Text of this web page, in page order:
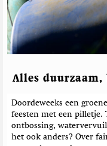
Alles duurzaam,
Doordeweeks een
feesten met een
ontbossing,
het ook anders? Over